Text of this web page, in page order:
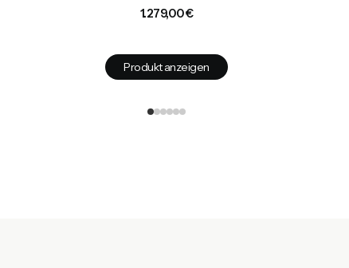
Preis
1.279,00 €
Produkt anzeigen